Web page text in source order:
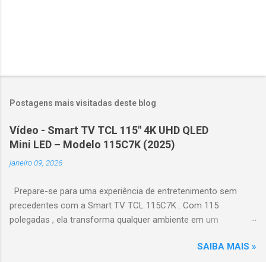
Postagens mais visitadas deste blog
Vídeo - Smart TV TCL 115" 4K UHD QLED
Mini LED – Modelo 115C7K (2025)
janeiro 09, 2026
Prepare-se para uma experiência de entretenimento sem
precedentes com a Smart TV TCL 115C7K . Com 115
polegadas , ela transforma qualquer ambiente em um
e realistas. 🌟 Destaques do produto Tela QLED Mini LED 115” :
SAIBA MAIS »